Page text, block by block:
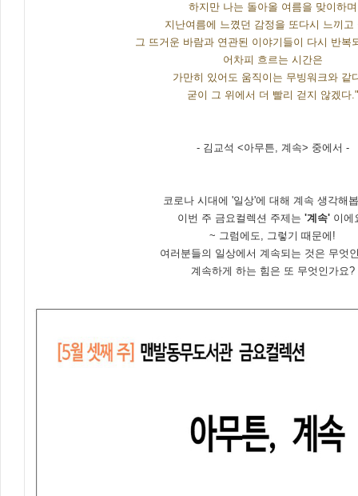
하지만 나는 돌아올 여름을 맞이하며
지난여름에 느꼈던 감정을 또다시 느끼고
그 뜨거운 바람과 연관된 이야기들이 다시 반복
어차피 흐르는 시간은
가만히 있어도 움직이는 무빙워크와 같
굳이 그 위에서 더 빨리 걷지 않겠다."
- 김교석 <아무튼, 계속> 중에서 -
코로나 시대에 '일상'에 대해 계속 생각해
이번 주 금요컬렉션 주제는 '계속' 이에
~ 그럼에도, 그렇기 때문에!
여러분들의 일상에서 계속되는 것은 무엇
계속하게 하는 힘은 또 무엇인가요?